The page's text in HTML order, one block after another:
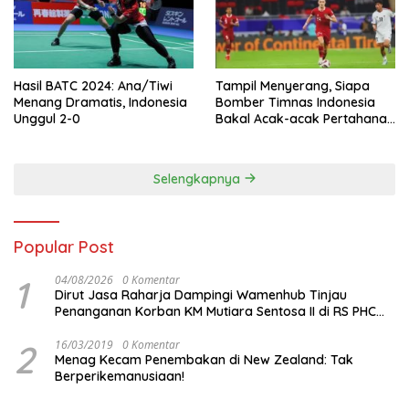
Hasil BATC 2024: Ana/Tiwi
Menang Dramatis, Indonesia
Unggul 2-0
Tampil Menyerang, Siapa
Bomber Timnas Indonesia
Bakal Acak-acak Pertahanan
Selengkapnya
Popular Post
1 04/08/2026 0 Komentar
Dirut Jasa Raharja Dampingi Wamenhub Tinjau
Penanganan Korban KM Mutiara Sentosa II di RS PHC
2 16/03/2019 0 Komentar
Menag Kecam Penembakan di New Zealand: Tak
Berperikemanusiaan!